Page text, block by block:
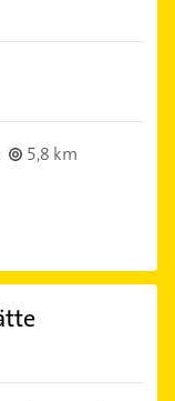
5,8 km